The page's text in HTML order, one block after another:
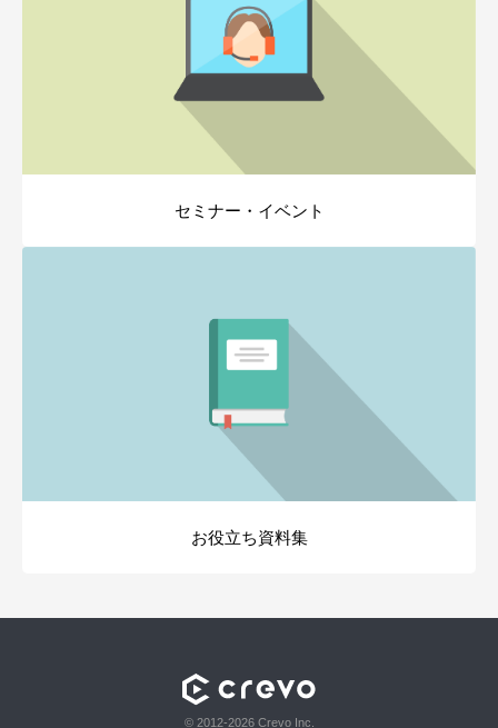
セミナー・イベント
お役立ち資料集
© 2012-2026 Crevo Inc.